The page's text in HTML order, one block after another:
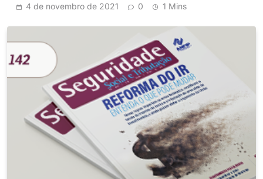
4 de novembro de 2021 0 1 Mins